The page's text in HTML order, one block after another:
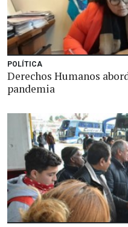
POLÍTICA
Derechos Humanos
pandemia